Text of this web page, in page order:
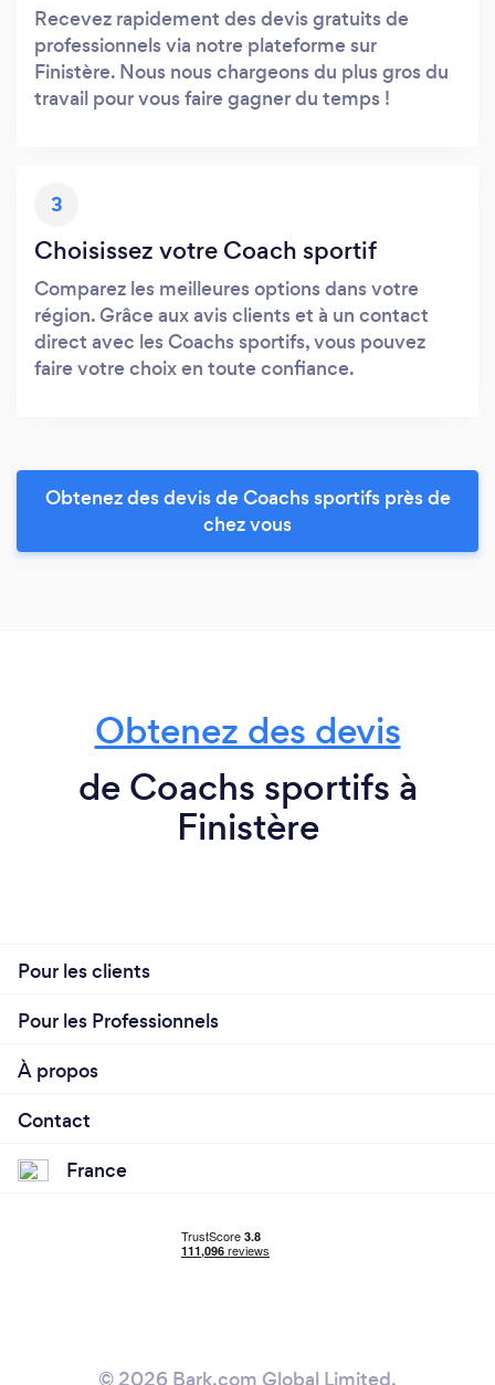
Recevez rapidement des devis gratuits de
professionnels via notre plateforme sur
Finistère. Nous nous chargeons du plus gros du
travail pour vous faire gagner du temps !
3
Choisissez votre Coach sportif
Comparez les meilleures options dans votre
région. Grâce aux avis clients et à un contact
direct avec les Coachs sportifs, vous pouvez
faire votre choix en toute confiance.
Obtenez des devis de Coachs sportifs près de
chez vous
Obtenez des devis
de Coachs sportifs à
Finistère
Pour les clients
Pour les Professionnels
À propos
Contact
France
© 2026 Bark.com Global Limited.